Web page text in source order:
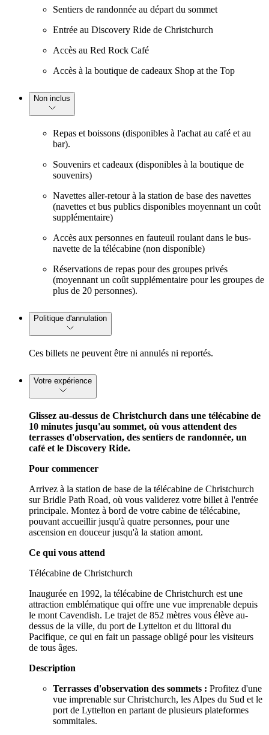
Sentiers de randonnée au départ du sommet
Entrée au Discovery Ride de Christchurch
Accès au Red Rock Café
Accès à la boutique de cadeaux Shop at the Top
Non inclus
Repas et boissons (disponibles à l'achat au café et au
bar).
Souvenirs et cadeaux (disponibles à la boutique de
souvenirs)
Navettes aller-retour à la station de base des navettes
(navettes et bus publics disponibles moyennant un coût
supplémentaire)
Accès aux personnes en fauteuil roulant dans le bus-
navette de la télécabine (non disponible)
Réservations de repas pour des groupes privés
(moyennant un coût supplémentaire pour les groupes de
plus de 20 personnes).
Politique d'annulation
Ces billets ne peuvent être ni annulés ni reportés.
Votre expérience
Glissez au-dessus de Christchurch dans une télécabine de
10 minutes jusqu'au sommet, où vous attendent des
terrasses d'observation, des sentiers de randonnée, un
café et le Discovery Ride.
Pour commencer
Arrivez à la station de base de la télécabine de Christchurch
sur Bridle Path Road, où vous validerez votre billet à l'entrée
principale. Montez à bord de votre cabine de télécabine,
pouvant accueillir jusqu'à quatre personnes, pour une
ascension en douceur jusqu'à la station amont.
Ce qui vous attend
Télécabine de Christchurch
Inaugurée en 1992, la télécabine de Christchurch est une
attraction emblématique qui offre une vue imprenable depuis
le mont Cavendish. Le trajet de 852 mètres vous élève au-
dessus de la ville, du port de Lyttelton et du littoral du
Pacifique, ce qui en fait un passage obligé pour les visiteurs
de tous âges.
Description
Terrasses d'observation des sommets : Profitez d'une
vue imprenable sur Christchurch, les Alpes du Sud et le
port de Lyttelton en partant de plusieurs plateformes
sommitales.